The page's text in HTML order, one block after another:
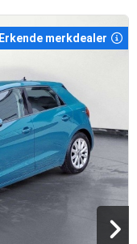
Erkende merkdealer